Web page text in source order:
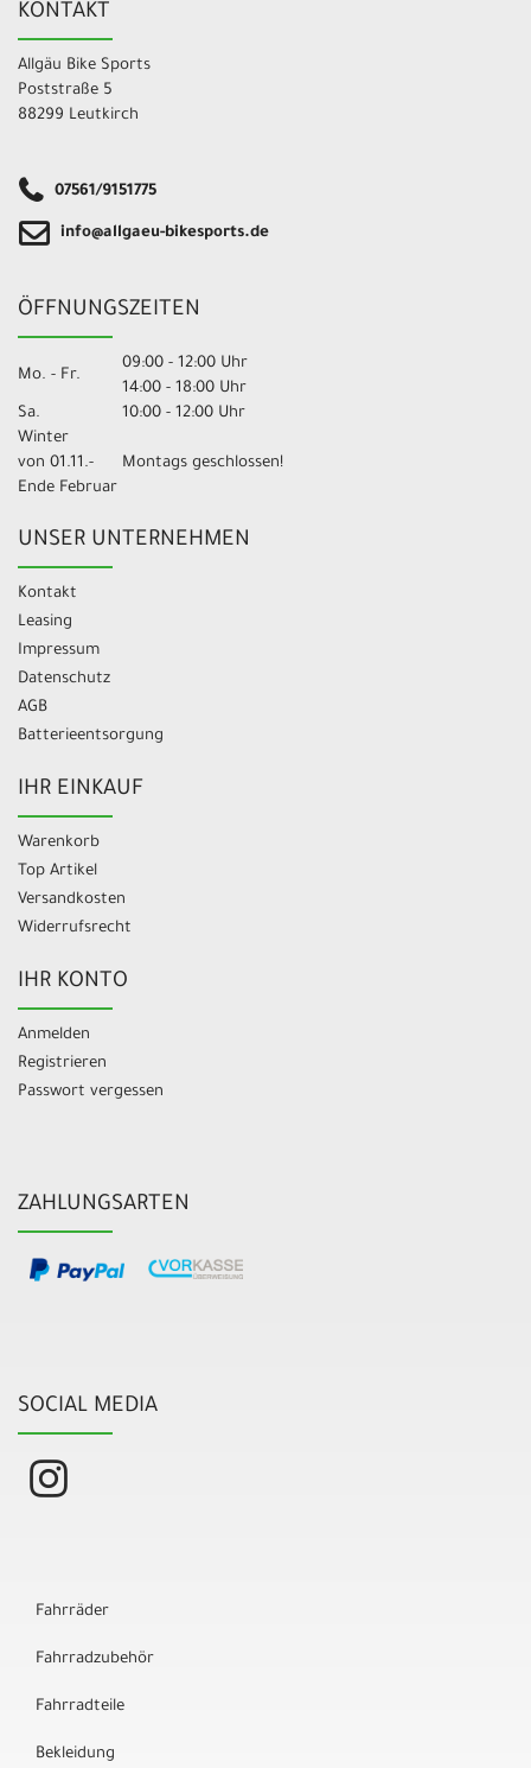
KONTAKT
Allgäu Bike Sports
Poststraße 5
88299 Leutkirch
07561/9151775
info@allgaeu-bikesports.de
ÖFFNUNGSZEITEN
Mo. - Fr.
09:00 - 12:00 Uhr
14:00 - 18:00 Uhr
Sa.
10:00 - 12:00 Uhr
Winter
von 01.11.-
Ende Februar
Montags geschlossen!
UNSER UNTERNEHMEN
Kontakt
Leasing
Impressum
Datenschutz
AGB
Batterieentsorgung
IHR EINKAUF
Warenkorb
Top Artikel
Versandkosten
Widerrufsrecht
IHR KONTO
Anmelden
Registrieren
Passwort vergessen
ZAHLUNGSARTEN
SOCIAL MEDIA
Fahrräder
Fahrradzubehör
Fahrradteile
Bekleidung